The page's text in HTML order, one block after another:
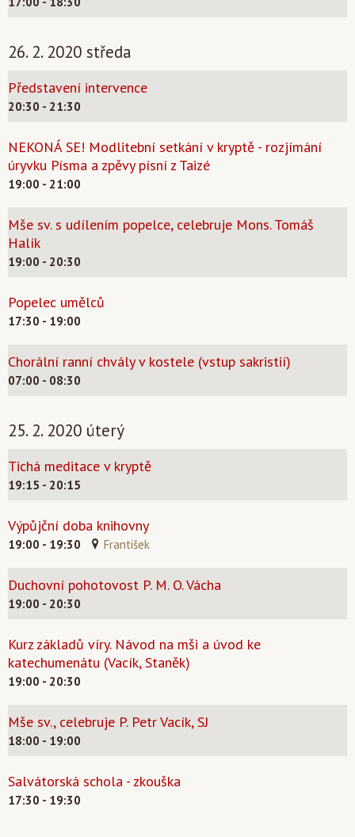
26. 2. 2020 středa
Představení intervence
20:30 - 21:30
NEKONÁ SE! Modlitební setkání v kryptě - rozjímání
úryvku Písma a zpěvy písní z Taizé
19:00 - 21:00
Mše sv. s udílením popelce, celebruje Mons. Tomáš
Halík
19:00 - 20:30
Popelec umělců
17:30 - 19:00
Chorální ranní chvály v kostele (vstup sakristií)
07:00 - 08:30
25. 2. 2020 úterý
Tichá meditace v kryptě
19:15 - 20:15
Výpůjční doba knihovny
19:00 - 19:30 František
Duchovní pohotovost P. M. O. Vácha
19:00 - 20:30
Kurz základů víry. Návod na mši a úvod ke
katechumenátu (Vacík, Staněk)
19:00 - 20:30
Mše sv., celebruje P. Petr Vacík, SJ
18:00 - 19:00
Salvátorská schola - zkouška
17:30 - 19:30